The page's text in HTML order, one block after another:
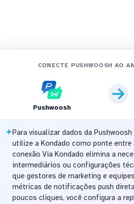
CONECTE PUSHWOOSH AO
Pushwoosh
✦Para visualizar dados da
utilize a Kondado como ponte entre
conexão Via Kondado elimina a
intermediários ou configurações
que gestores de marketing e
métricas de notificações push
poucos cliques, você configura a